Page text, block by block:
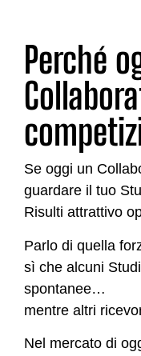
Perché
Se oggi un
guardare il tuo
Risulti attrattivo
Parlo di quella
sì che alcuni
spontanee…
mentre altri
Nel mercato di